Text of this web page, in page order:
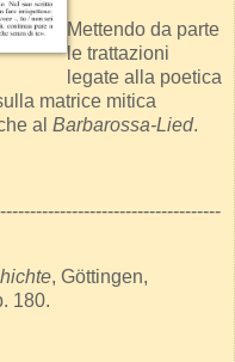
Mettendo da parte
le trattazioni
legate alla poetica
matrice mitica
al Barbarossa-Lied.
, Göttingen,
180.